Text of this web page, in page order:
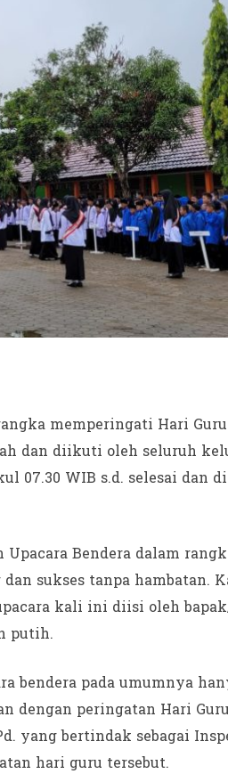
memperingati Hari
dan diikuti oleh seluruh
07.30 WIB s.d. selesai dan
Bendera dalam
sukses tanpa hambatan.
kali ini diisi oleh
putih.
bendera pada umumnya
dengan peringatan Hari
yang bertindak sebagai
hari guru tersebut.